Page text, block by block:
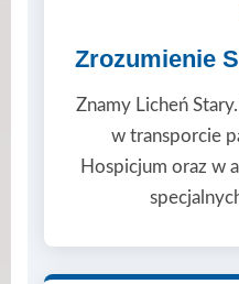
Zrozumienie
Znamy Licheń
w transporcie
Hospicjum oraz w